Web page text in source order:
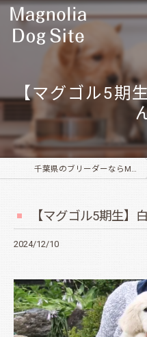
【マグゴル5期
千葉県のブリーダーならMagnolia Dog Site
【マグゴル5期生】
2024/12/10